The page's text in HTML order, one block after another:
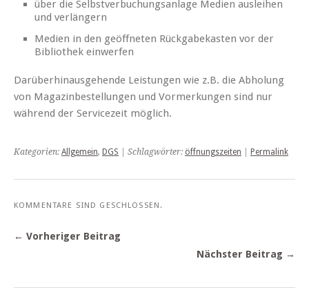
über die Selbstverbuchungsanlage Medien ausleihen
und verlängern
Medien in den geöffneten Rückgabekasten vor der
Bibliothek einwerfen
Darüberhinausgehende Leistungen wie z.B. die Abholung
von Magazinbestellungen und Vormerkungen sind nur
während der Servicezeit möglich.
Kategorien: Allgemein, DGS | Schlagwörter: öffnungszeiten Permalink
KOMMENTARE SIND GESCHLOSSEN.
← Vorheriger Beitrag
Nächster Beitrag →